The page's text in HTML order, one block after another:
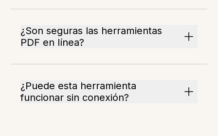
¿Son seguras las herramientas
PDF en línea?
¿Puede esta herramienta
funcionar sin conexión?